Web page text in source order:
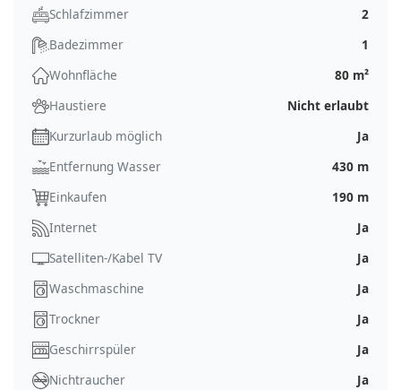
Schlafzimmer
2
Badezimmer
1
Wohnfläche
80 m²
Haustiere
Nicht erlaubt
Kurzurlaub möglich
Ja
Entfernung Wasser
430 m
Einkaufen
190 m
Internet
Ja
Satelliten-/Kabel TV
Ja
Waschmaschine
Ja
Trockner
Ja
Geschirrspüler
Ja
Nichtraucher
Ja